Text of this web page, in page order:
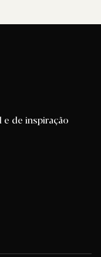
de inspiração